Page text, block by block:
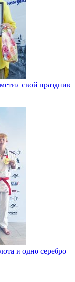
свой праздник
и одно серебро